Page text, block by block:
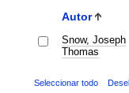
Autor
Snow, Joseph
Thomas
Seleccionar todo